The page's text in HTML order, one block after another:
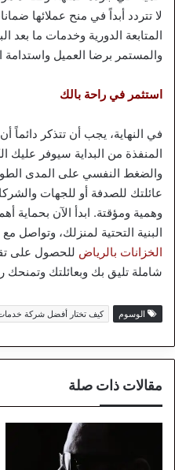
لا تتردد أبداً في منح عملائها
المتابعة الدورية وخدمات ما بعد
والمستمر برضا العميل واستدامة
استثمر في راحة بالك
في النهاية، يجب أن تتذكر دائماً
المنفذة من البداية سيوفر عليك
والضغط النفسي على المدى
عائلتك للصدفة أو للجهات
وهمية ومؤقتة. ابدأ الآن بحماية
البنية التحتية لمنزلك، وتواصل
الخزانات بالرياض للحصول على
شاملة تليق بك وبعائلتك وتمنحك
الوسوم كيف تختار أفضل شركة خدمات
مقالات ذات صلة